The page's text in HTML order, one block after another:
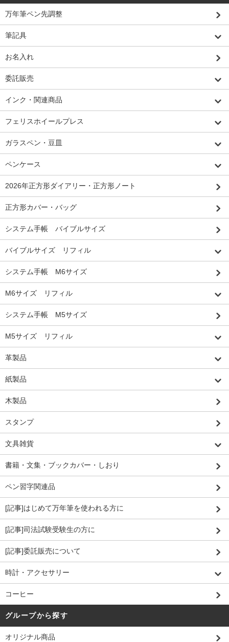
万年筆ペン先調整
筆記具
お名入れ
委託販売
インク・関連商品
フェリスホイールプレス
ガラスペン・豆皿
ペンケース
2026年正方形ダイアリー・正方形ノート
正方形カバー・バッグ
システム手帳 バイブルサイズ
バイブルサイズ リフィル
システム手帳 M6サイズ
M6サイズ リフィル
システム手帳 M5サイズ
M5サイズ リフィル
革製品
紙製品
木製品
スタンプ
文具雑貨
書籍・文集・ブックカバー・しおり
ペン習字関連品
[記事]はじめて万年筆を使われる方に
[記事]司法試験受験生の方に
[記事]委託販売について
時計・アクセサリー
コーヒー
グループから探す
オリジナル商品